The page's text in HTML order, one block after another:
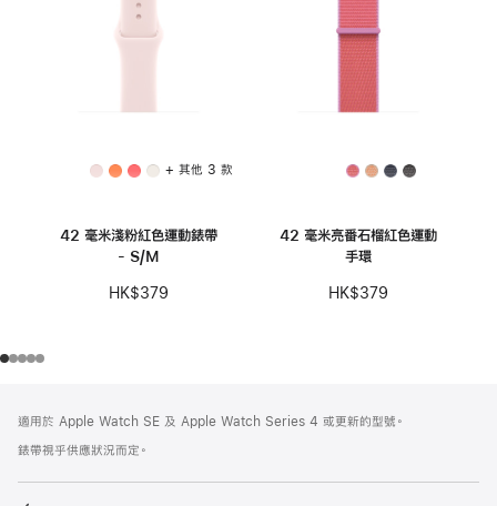
+ 其他 3 款
42 毫米淺粉紅色運動錶帶
- S/M
HK$379
42 毫米亮番石榴紅色運動
手環
HK$379
腳
腳
適用於 Apple Watch SE 及 Apple Watch Series 4 或更新的型號。
錶帶視乎供應狀況而定。